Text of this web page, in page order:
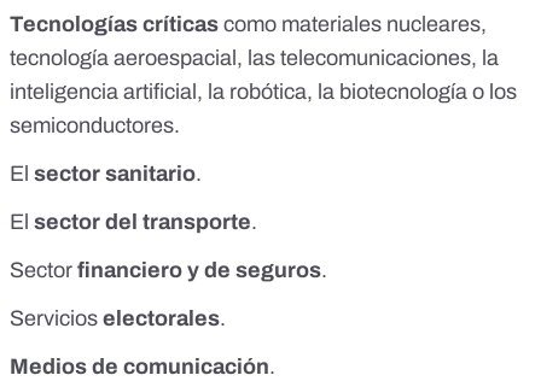
Tecnologías críticas como materiales nucleares,
tecnología aeroespacial, las telecomunicaciones, la
inteligencia artificial, la robótica, la biotecnología o los
semiconductores.
El sector sanitario.
El sector del transporte.
Sector financiero y de seguros.
Servicios electorales.
Medios de comunicación.